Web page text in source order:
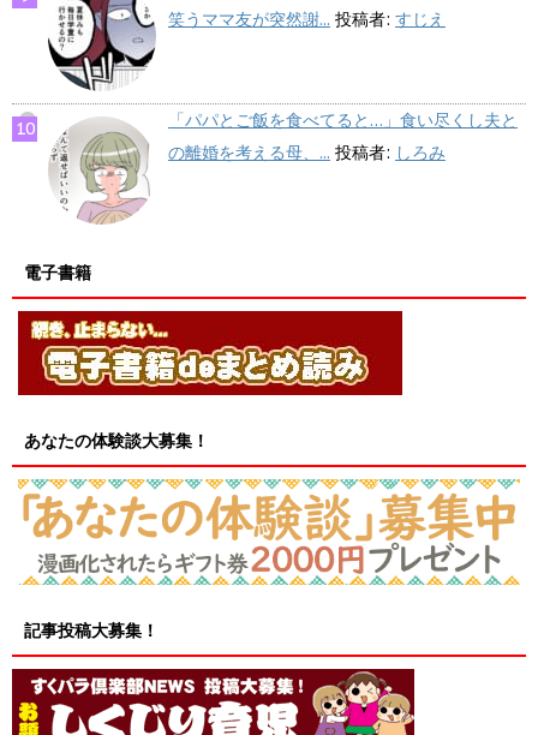
笑うママ友が突然謝... 投稿者: すじえ
「パパとご飯を食べてると…」食い尽くし夫と
の離婚を考える母、... 投稿者: しろみ
電子書籍
あなたの体験談大募集！
記事投稿大募集！